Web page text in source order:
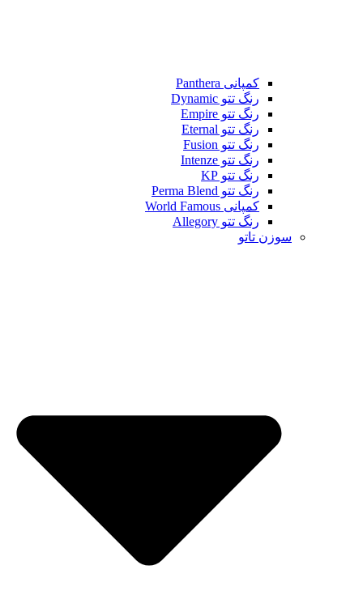
کمپانی Panthera
رنگ تتو Dynamic
رنگ تتو Empire
رنگ تتو Eternal
رنگ تتو Fusion
رنگ تتو Intenze
رنگ تتو KP
رنگ تتو Perma Blend
کمپانی World Famous
رنگ تتو Allegory
سوزن تاتو